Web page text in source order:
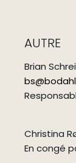
AUTRE
Brian
Christina
En congé